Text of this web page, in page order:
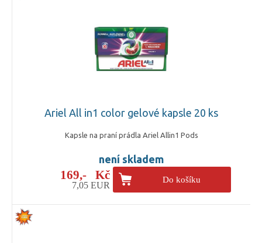
Ariel All in1 color gelové kapsle 20 ks
Kapsle na praní prádla Ariel Allin1 Pods
není skladem
169,- Kč
7,05 EUR
Do košíku